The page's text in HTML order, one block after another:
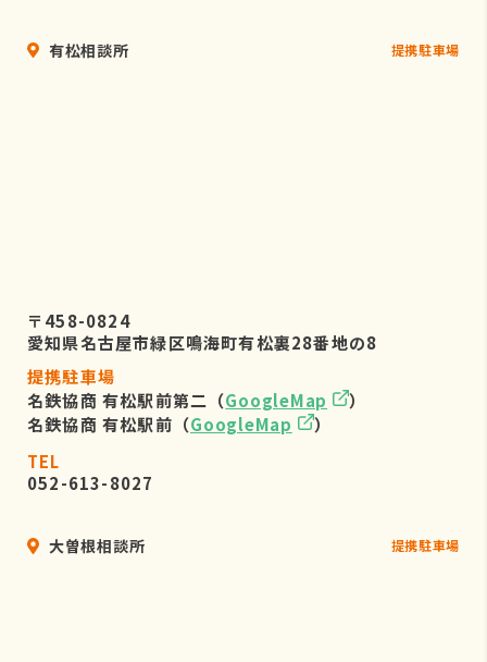
有松相談所 提携駐車場
〒458-0824
愛知県名古屋市緑区鳴海町有松裏28番地の8
提携駐車場
名鉄協商 有松駅前第二（GoogleMap
）
名鉄協商 有松駅前（GoogleMap
）
TEL
052-613-8027
大曽根相談所 提携駐車場